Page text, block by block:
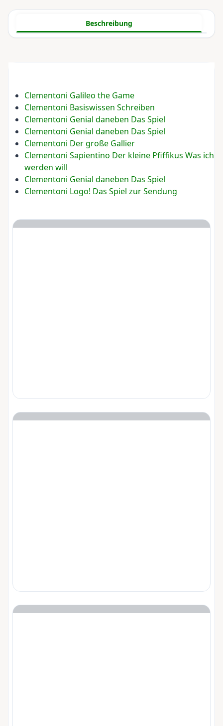
Beschreibung
Clementoni Galileo the Game
Clementoni Basiswissen Schreiben
Clementoni Genial daneben Das Spiel
Clementoni Genial daneben Das Spiel
Clementoni Der große Gallier
Clementoni Sapientino Der kleine Pfiffikus Was ich
werden will
Clementoni Genial daneben Das Spiel
Clementoni Logo! Das Spiel zur Sendung